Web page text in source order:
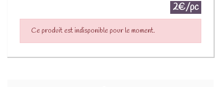
2€/pc
Ce produit est indisponible pour le moment.